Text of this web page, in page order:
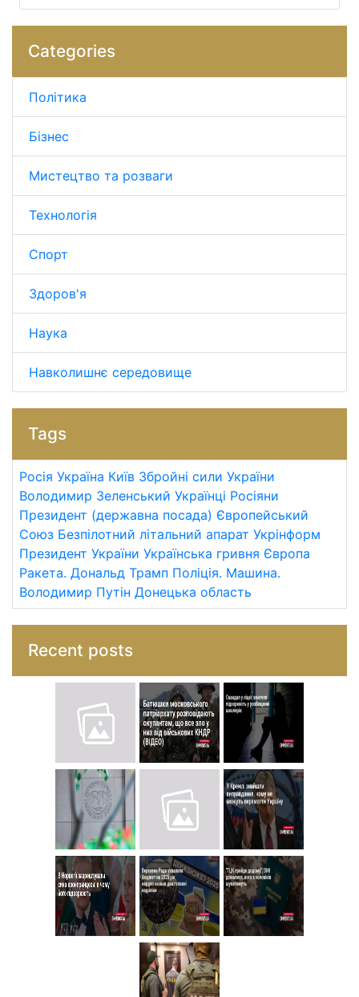
Categories
Політика
Бізнес
Мистецтво та розваги
Технологія
Спорт
Здоров'я
Наука
Навколишнє середовище
Tags
Росія Україна Київ Збройні сили України
Володимир Зеленський Українці Росіяни
Президент (державна посада) Європейський
Союз Безпілотний літальний апарат Укрінформ
Президент України Українська гривня Європа
Ракета. Дональд Трамп Поліція. Машина.
Володимир Путін Донецька область
Recent posts